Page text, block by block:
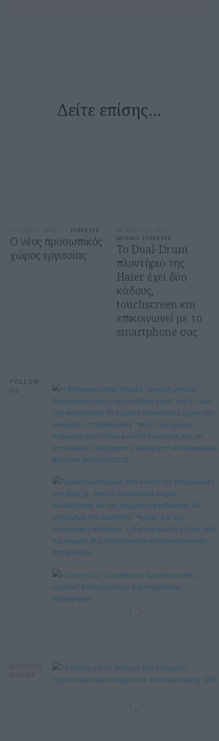
Δείτε επίσης…
ΣΥΣΚΕΥΕΣ
O νέος προσωπικός
χώρος εργασίας
28 ΑΠΡΙΛΙΟΥ 2015
ΜΠΑΝΙΟ
ΣΥΣΚΕΥΕΣ
Το Dual-Drum
πλυντήριο της
Haier έχει δύο
κάδους,
touchscreen και
επικοινωνεί με το
smartphone σας
FOLLOW
US